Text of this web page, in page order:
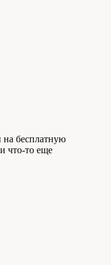
на бесплатную
что-то еще